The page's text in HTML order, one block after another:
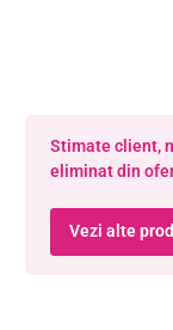
Stimate client,
eliminat din
Vezi alte